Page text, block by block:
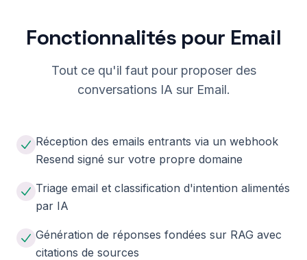
Fonctionnalités pour Email
Tout ce qu'il faut pour proposer des
conversations IA sur Email.
Réception des emails entrants via un webhook
Resend signé sur votre propre domaine
Triage email et classification d'intention alimentés
par IA
Génération de réponses fondées sur RAG avec
citations de sources